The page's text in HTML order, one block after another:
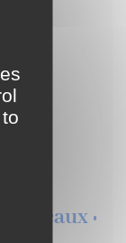
Pleaux :